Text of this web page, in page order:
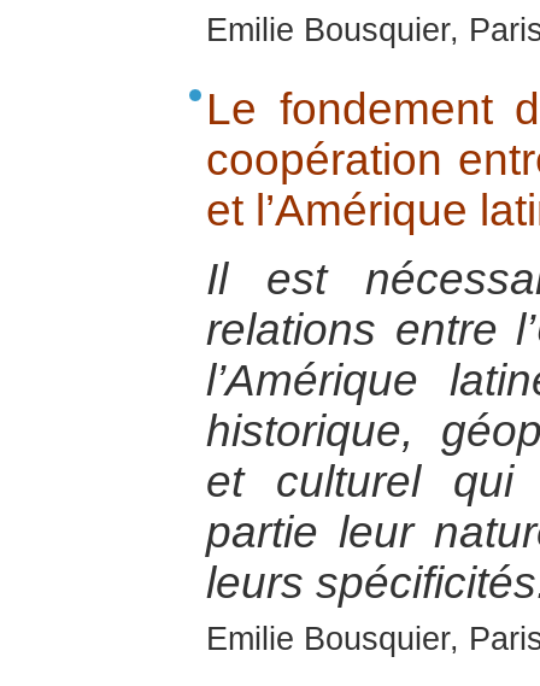
Emilie Bousquier,
Le fondement
coopération
et l’Amérique
Il est
relations entre
l’Amérique
historique,
et culturel qui
partie leur
leurs
Emilie Bousquier,